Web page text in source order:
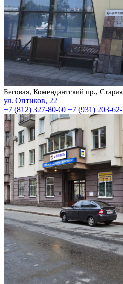
Беговая, Комендантский пр.,
ул. Оптиков, 22
+7 (812) 327-80-60 +7 (931) 203-